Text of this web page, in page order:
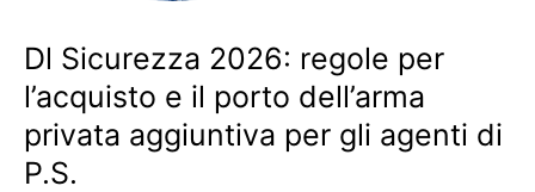
Dl Sicurezza 2026: regole per
l’acquisto e il porto dell’arma
privata aggiuntiva per gli agenti di
P.S.